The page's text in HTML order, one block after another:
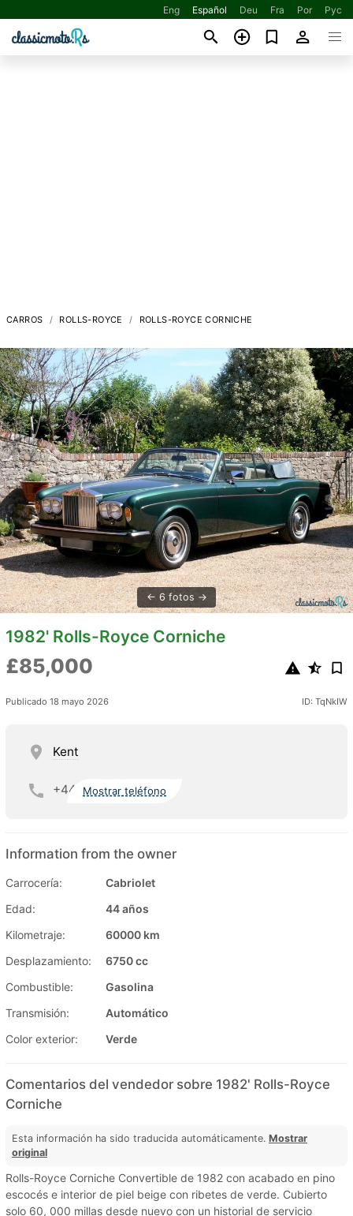
Eng Español Deu Fra Por Рус
CARROS ROLLS-ROYCE ROLLS-ROYCE CORNICHE
6 fotos
1982' Rolls-Royce Corniche
£85,000
Publicado 18 mayo 2026 ID: TqNkIW
Kent
+44 Mostrar teléfono
Information from the owner
Carrocería:
Cabriolet
Edad:
44 años
Kilometraje:
60000 km
Desplazamiento:
6750 cc
Combustible:
Gasolina
Transmisión:
Automático
Color exterior:
Verde
Comentarios del vendedor sobre 1982' Rolls-Royce
Corniche
Esta información ha sido traducida automáticamente. Mostrar
original
Rolls-Royce Corniche Convertible de 1982 con acabado en pino
escocés e interior de piel beige con ribetes de verde. Cubierto
solo 60, 000 millas desde nuevo con un historial de servicio